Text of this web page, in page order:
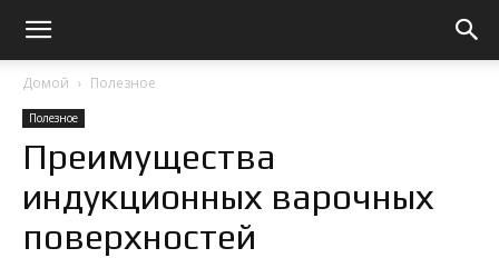
Домой Полезное
Полезное
Преимущества
индукционных варочных
поверхностей